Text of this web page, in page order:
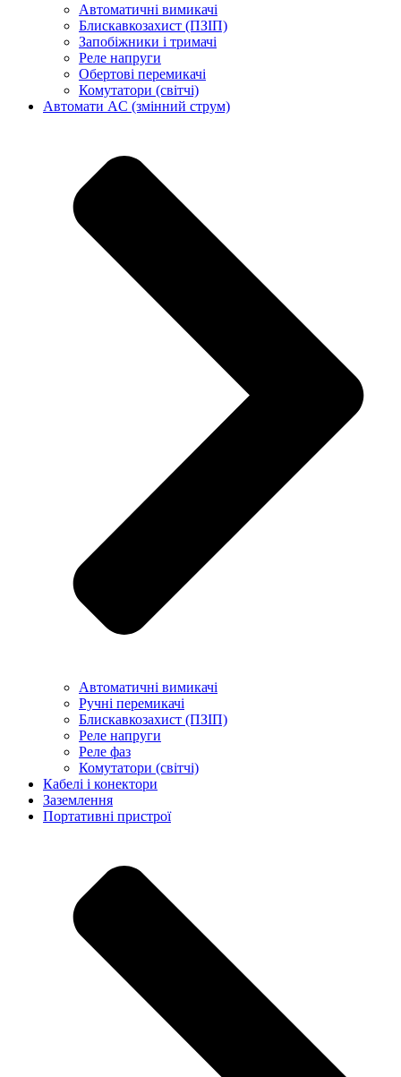
Автоматичні вимикачі
Блискавкозахист (ПЗІП)
Запобіжники і тримачі
Реле напруги
Обертові перемикачі
Комутатори (світчі)
Автомати AC (змінний струм)
Автоматичні вимикачі
Ручні перемикачі
Блискавкозахист (ПЗІП)
Реле напруги
Реле фаз
Комутатори (світчі)
Кабелі і конектори
Заземлення
Портативні пристрої